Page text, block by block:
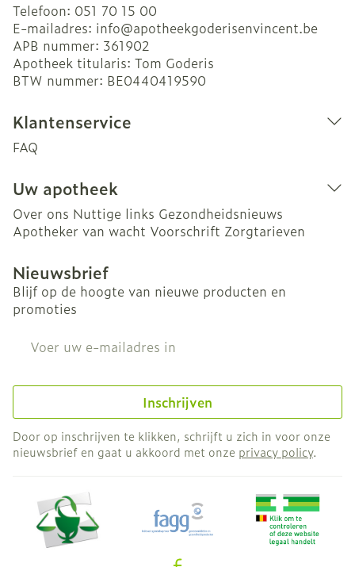
Telefoon: 051 70 15 00
E-mailadres: info@apotheekgoderisenvincent.be
APB nummer: 361902
Apotheek titularis: Tom Goderis
BTW nummer: BE0440419590
Klantenservice
FAQ
Uw apotheek
Over ons Nuttige links Gezondheidsnieuws
Apotheker van wacht Voorschrift Zorgtarieven
Nieuwsbrief
Blijf op de hoogte van nieuwe producten en
promoties
Inschrijven
Door op inschrijven te klikken, schrijft u zich in voor onze
nieuwsbrief en gaat u akkoord met onze privacy policy.